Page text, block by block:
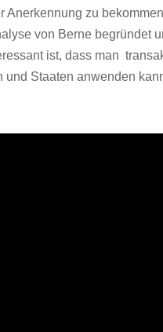
Anerkennung zu
von Berne begründet
ist, dass man
Staaten anwenden